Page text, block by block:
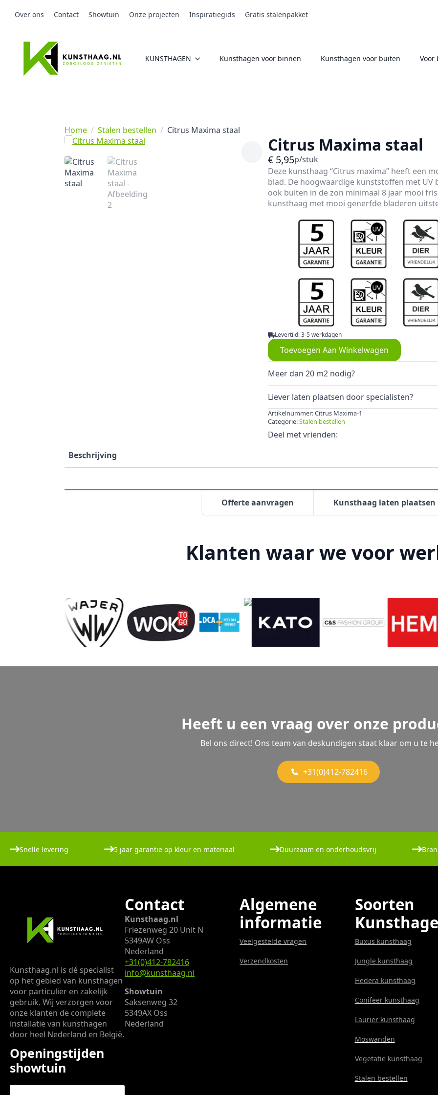
Over ons Contact Showtuin Onze projecten Inspiratiegids Gratis stalenpakket
KUNSTHAGEN Kunsthagen voor binnen Kunsthagen voor buiten Voor
Home Stalen bestellen Citrus Maxima staal
Citrus Maxima staal
€ 5,95p/stuk
Deze kunsthaag “Citrus maxima” heeft een
blad. De hoogwaardige kunststoffen met
ook buiten in de zon minimaal 8 jaar mooi
kunsthaag met mooi generfde bladeren
Levertijd: 3-5 werkdagen
Toevoegen Aan Winkelwagen
Meer dan 20 m2 nodig?
Liever laten plaatsen door specialisten?
Artikelnummer:Citrus Maxima-1
Categorie:Stalen bestellen
Deel met vrienden:
Beschrijving
Offerte aanvragen Kunsthaag laten plaatsen
Klanten waar we voor
Heeft u een vraag over onze
Bel ons direct! Ons team van deskundigen staat klaar om u te
+31(0)412-782416
Snelle levering 5 jaar garantie op kleur en materiaal Duurzaam en onderhoudsvrij
Kunsthaag.nl is dé specialist
op het gebied van kunsthagen
voor particulier en zakelijk
gebruik. Wij verzorgen voor
onze klanten de complete
installatie van kunsthagen
door heel Nederland en België.
Openingstijden
showtuin
Contact
Kunsthaag.nl
Friezenweg 20 Unit N
5349AW Oss
Nederland
+31(0)412-782416
info@kunsthaag.nl
Showtuin
Saksenweg 32
5349AX Oss
Nederland
Algemene
informatie
Veelgestelde vragen
Verzendkosten
Soorten
Buxus kunsthaag
Jungle kunsthaag
Hedera kunsthaag
Conifeer kunsthaag
Laurier kunsthaag
Moswanden
Vegetatie kunsthaag
Stalen bestellen